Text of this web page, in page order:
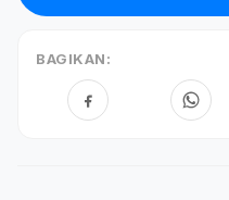
BAGIKAN: